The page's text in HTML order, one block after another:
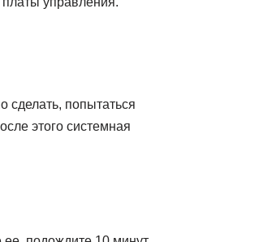
сделать, попытаться
этого системная